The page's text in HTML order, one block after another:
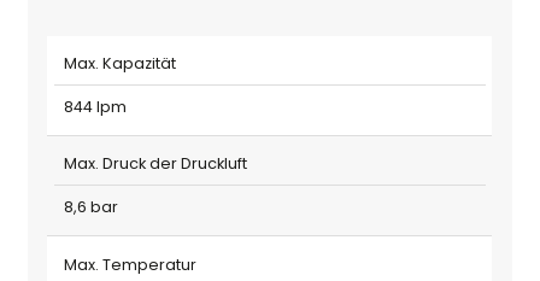
Max. Kapazität
844 lpm
Max. Druck der Druckluft
8,6 bar
Max. Temperatur